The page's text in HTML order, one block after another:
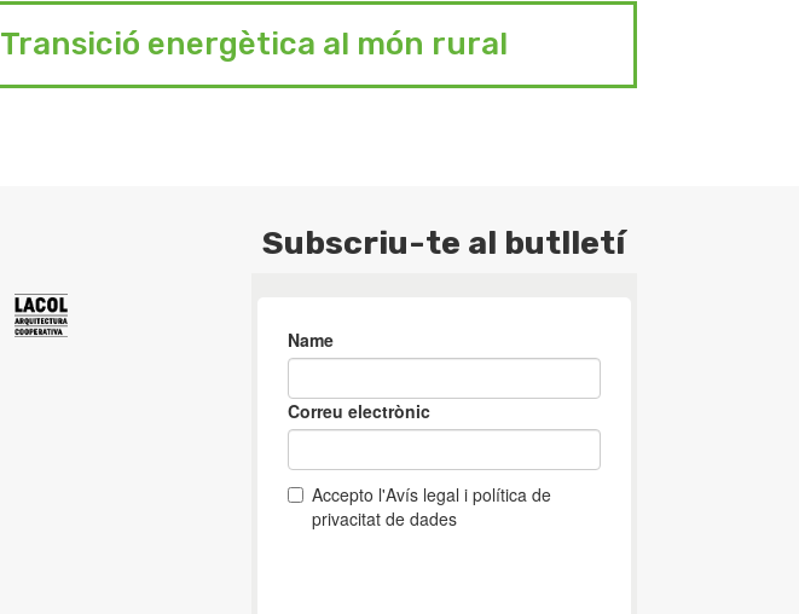
Transició energètica al món rural
Subscriu-te al butlletí